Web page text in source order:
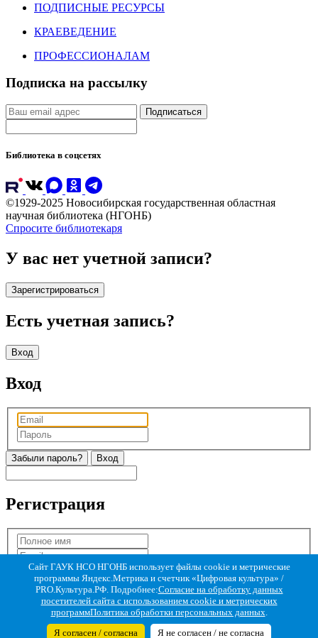
ПОДПИСНЫЕ РЕСУРСЫ
КРАЕВЕДЕНИЕ
ПРОФЕССИОНАЛАМ
Подписка на рассылку
Подписаться
Библиотека в соцсетях
©1929-2025 Новосибирская государственная областная
научная библиотека (НГОНБ)
Спросите библиотекаря
У вас нет учетной записи?
Зарегистрироваться
Есть учетная запись?
Вход
Вход
Забыли пароль?
Регистрация
Сайт ГАУК НСО НГОНБ использует файлы cookie и метрические
программы Яндекс.Метрика и счетчик «Цифровая культура» /
PRO.Культура.РФ. Подробнее:Согласие на обработку данных
посетителей сайта с использованием cookie и метрических
программПолитика обработки персональных данных.
Я согласен / согласна Я не согласен / не согласна